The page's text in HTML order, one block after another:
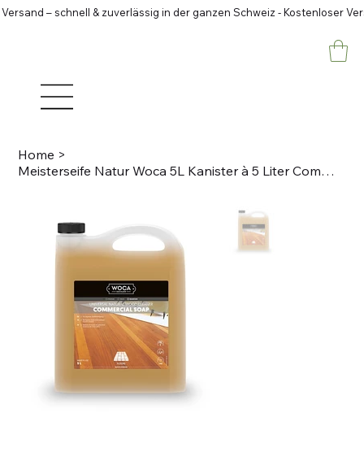
– schnell & zuverlässig in der ganzen Schweiz - Kostenloser
Home >
Meisterseife Natur Woca 5L Kanister à 5 Liter Commercial Seife